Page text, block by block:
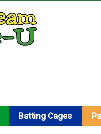
Batting Cages